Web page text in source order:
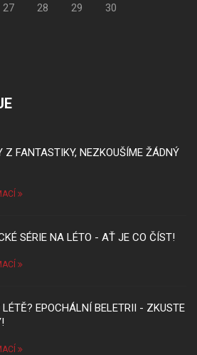
27 28 29 30
Z FANTASTIKY, NEZKOUŠÍME ŽÁDNÝ
SÉRIE NA LÉTO - AŤ JE CO ČÍST!
EPOCHÁLNÍ BELETRII - ZKUSTE